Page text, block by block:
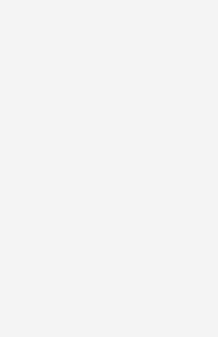
predajcovia vám pripravia cenu